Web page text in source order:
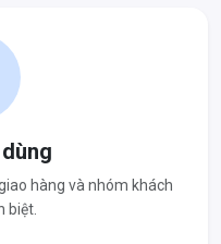
hàng và nhóm khách
biệt.